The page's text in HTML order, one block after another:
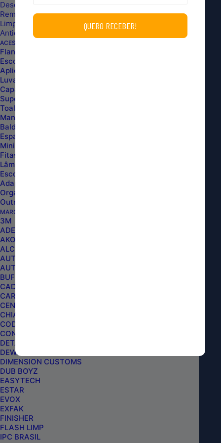
Descontaminante Ferroso
Removedores de Piche e Cola
Limpa Vidros e Espelhos
Antiembaçante e Cristalizador de Vidros
ACESSÓRIOS
Flanelas de Microfibra
Escovas
Aplicador em Geral
Luvas de Microfibra e Uso Geral
Capas
Suportes
Toalhas e Rodos de Secagem
Mangueiras
Baldes e Separadores de Partículas
Espátulas
Mini Sticks, Pincéis e Trinchas
Fitas Automotivas e Filme Stretch
Lâminas e Estiletes
Escovas de Carvão
Adaptadores, Bicos e Bocais
Organização e Proteção Pessoal
Outros
MARCAS
3M
ADERE
AKORA
ALCANCE PRO
AUTO CRAZY
AUTOAMERICA
BUFF AND SHINE
CADILLAC
CARPRO
CENTRALSUL
CHIAPERINI
CODE
CONDOR
DETAILER
DEWALT
DIMENSION CUSTOMS
DUB BOYZ
EASYTECH
ESTAR
EVOX
EXFAK
FINISHER
FLASH LIMP
IPC BRASIL